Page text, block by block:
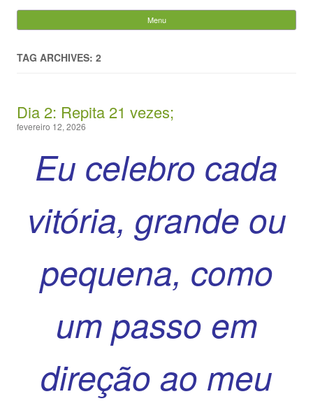
Evandro Legramonte
Menu
TAG ARCHIVES: 2
Dia 2: Repita 21 vezes;
fevereiro 12, 2026
Eu celebro cada
vitória, grande ou
pequena, como
um passo em
direção ao meu